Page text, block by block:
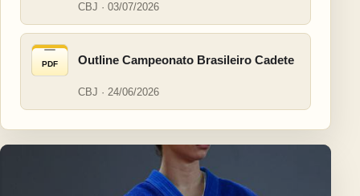
CBJ · 03/07/2026
PDF Outline Campeonato Brasileiro Cadete
CBJ · 24/06/2026